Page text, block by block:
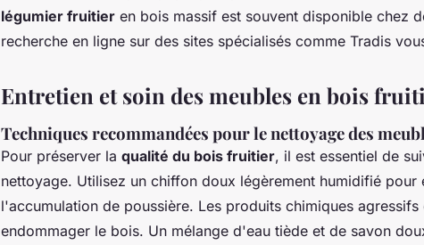
légumier fruitier en bois massif est souvent disponible chez
recherche en ligne sur des sites spécialisés comme Tradis
Entretien et soin des meubles en bois
Techniques recommandées pour le nettoyage des
Pour préserver la qualité du bois fruitier, il est essentiel de
nettoyage. Utilisez un chiffon doux légèrement humidifié pour
l'accumulation de poussière. Les produits chimiques
endommager le bois. Un mélange d'eau tiède et de savon